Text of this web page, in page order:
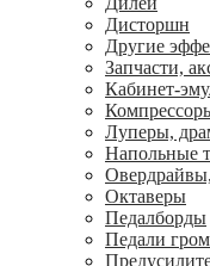
Дисторшн
Другие
Запчасти,
Кабинет-
Луперы,
Напольные
Октаверы
Педалборды
Педали